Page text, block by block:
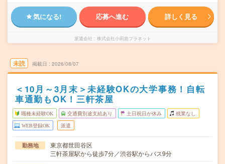
気になる! 応募へ進む 詳しく見る
派遣会社 株式会社小田急プラネット
未読 掲載日 2026/08/07
＜10月～3月末＞未経験OKの大学事務！自転
車通勤もOK！三軒茶屋
職種未経験OK 交通費別途支給あり 土日祝日が休み 残業なし
WEB登録OK 派遣
勤務地
東京都世田谷区
三軒茶屋駅から徒歩7分／渋谷駅からバス9分